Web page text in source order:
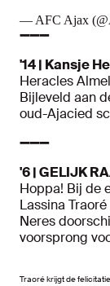
— AFC Ajax
➖➖➖
'14 | Kansje
Heracles
Bijleveld aan
oud-Ajacied
➖➖➖
'6 | GELIJK
Hoppa! Bij de
Lassina
Neres
voorsprong
Traoré krijgt de